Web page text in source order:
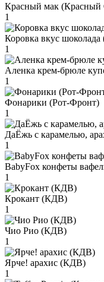
Красный мак (Красный
1
Коровка вкус
1
Аленка крем-брюле
1
Фонарики (Рот-Фронт)
1
ДаЁжь с карамелью,
1
BabyFox конфеты
1
Крокант (КДВ)
1
Чио Рио (КДВ)
1
Ярче! арахис (КДВ)
1